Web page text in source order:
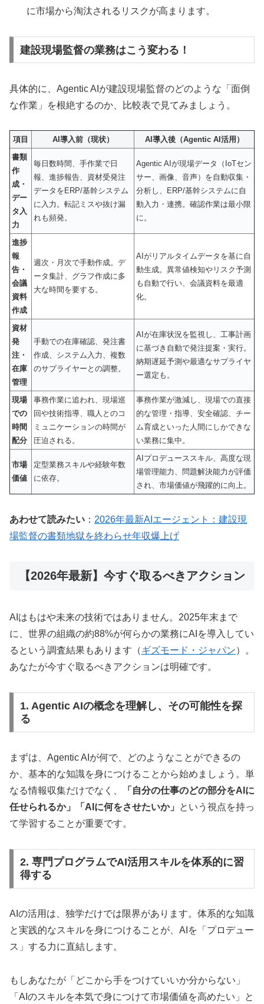
に市場から淘汰されるリスクが高まります。
建設現場監督の業務はこう変わる！
具体的に、Agentic AIが建設現場監督のどのような「面倒
な作業」を根絶するのか、比較表で見てみましょう。
項目 AI導入前（現状）
AI導入後（Agentic AI活用）
書類
作
成・
デー
タ入
力
毎日数時間、手作業で日
報、進捗報告、資材受発注
データをERP/基幹システム
に入力。転記ミスや抜け漏
れも頻発。
Agentic AIが現場データ（IoTセン
サー、画像、音声）を自動収集・
分析し、ERP/基幹システムに自
動入力・連携。確認作業は最小限
に。
進捗
報
告・
会議
資料
作成
週次・月次で手動作成。デ
ータ集計、グラフ作成に多
大な時間を要する。
AIがリアルタイムデータを基に自
動生成。異常値検知やリスク予測
も自動で行い、会議資料を最適
化。
資材
発
注・
在庫
管理
手動での在庫確認、発注書
作成、システム入力、複数
のサプライヤーとの調整。
AIが在庫状況を監視し、工事計画
に基づき自動で発注提案・実行。
納期遅延予測や最適なサプライヤ
ー選定も。
現場
での
時間
配分
事務作業に追われ、現場巡
回や技術指導、職人とのコ
ミュニケーションの時間が
圧迫される。
事務作業が激減し、現場での直接
的な管理・指導、安全確認、チー
ム育成といった人間にしかできな
い業務に集中。
市場
価値
定型業務スキルや経験年数
に依存。
AIプロデューススキル、高度な現
場管理能力、問題解決能力が評価
され、市場価値が飛躍的に向上。
あわせて読みたい ： 2026年最新AIエージェント：建設現
場監督の書類地獄を終わらせ年収爆上げ
【2026年最新】今すぐ取るべきアクション
AIはもはや未来の技術ではありません。2025年末まで
に、世界の組織の約88%が何らかの業務にAIを導入してい
るという調査結果もあります（ギズモード・ジャパン）。
あなたが今すぐ取るべきアクションは明確です。
1. Agentic AIの概念を理解し、その可能性を探
る
まずは、Agentic AIが何で、どのようなことができるの
か、基本的な知識を身につけることから始めましょう。単
なる情報収集だけでなく、
「自分の仕事のどの部分をAIに
任せられるか」「AIに何をさせたいか」
という視点を持っ
て学習することが重要です。
2. 専門プログラムでAI活用スキルを体系的に習
得する
AIの活用は、独学だけでは限界があります。体系的な知識
と実践的なスキルを身につけることが、AIを「プロデュー
ス」する力に直結します。
もしあなたが「どこから手をつけていいか分からない」
「AIのスキルを本気で身につけて市場価値を高めたい」と